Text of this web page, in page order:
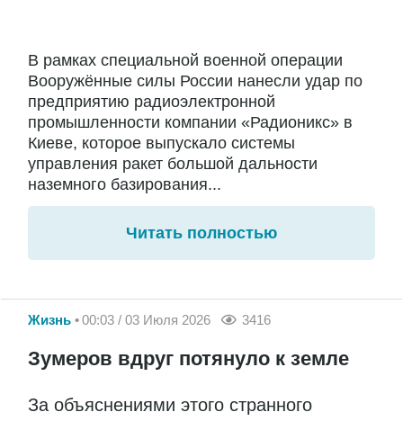
В рамках специальной военной операции
Вооружённые силы России нанесли удар по
предприятию радиоэлектронной
промышленности компании «Радионикс» в
Киеве, которое выпускало системы
управления ракет большой дальности
наземного базирования...
Читать полностью
Жизнь 00:03 / 03 Июля 2026 3416
Зумеров вдруг потянуло к земле
За объяснениями этого странного